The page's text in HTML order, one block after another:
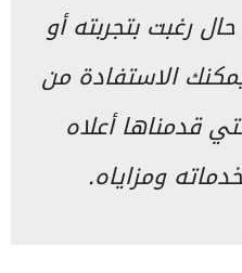
رغبت بتجربته أو
الاستفادة من
قدمناها أعلاه
ومزاياه.